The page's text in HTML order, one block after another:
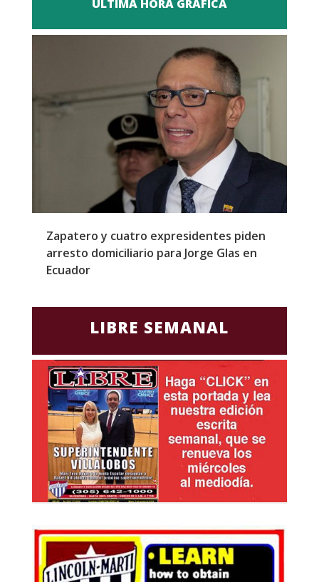
ULTIMA HORA GRAFICA
Zapatero y cuatro expresidentes piden
arresto domiciliario para Jorge Glas en
Ecuador
LIBRE SEMANAL